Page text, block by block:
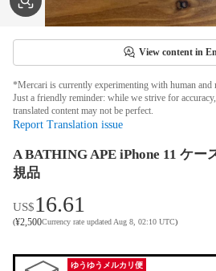
View content in
*Mercari is currently experimenting with human and
Just a friendly reminder: while we strive for
translated content may not be perfect.
Report Translation issue
A BATHING APE iPhone 11 ケー
規品
US$16.61
(¥2,500Currency rate updated Aug 8, 02:10 UTC)
ゆうゆうメルカリ便